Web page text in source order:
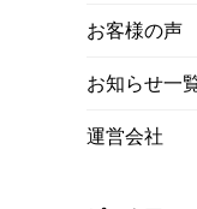
お客様の声
お知らせ一
運営会社